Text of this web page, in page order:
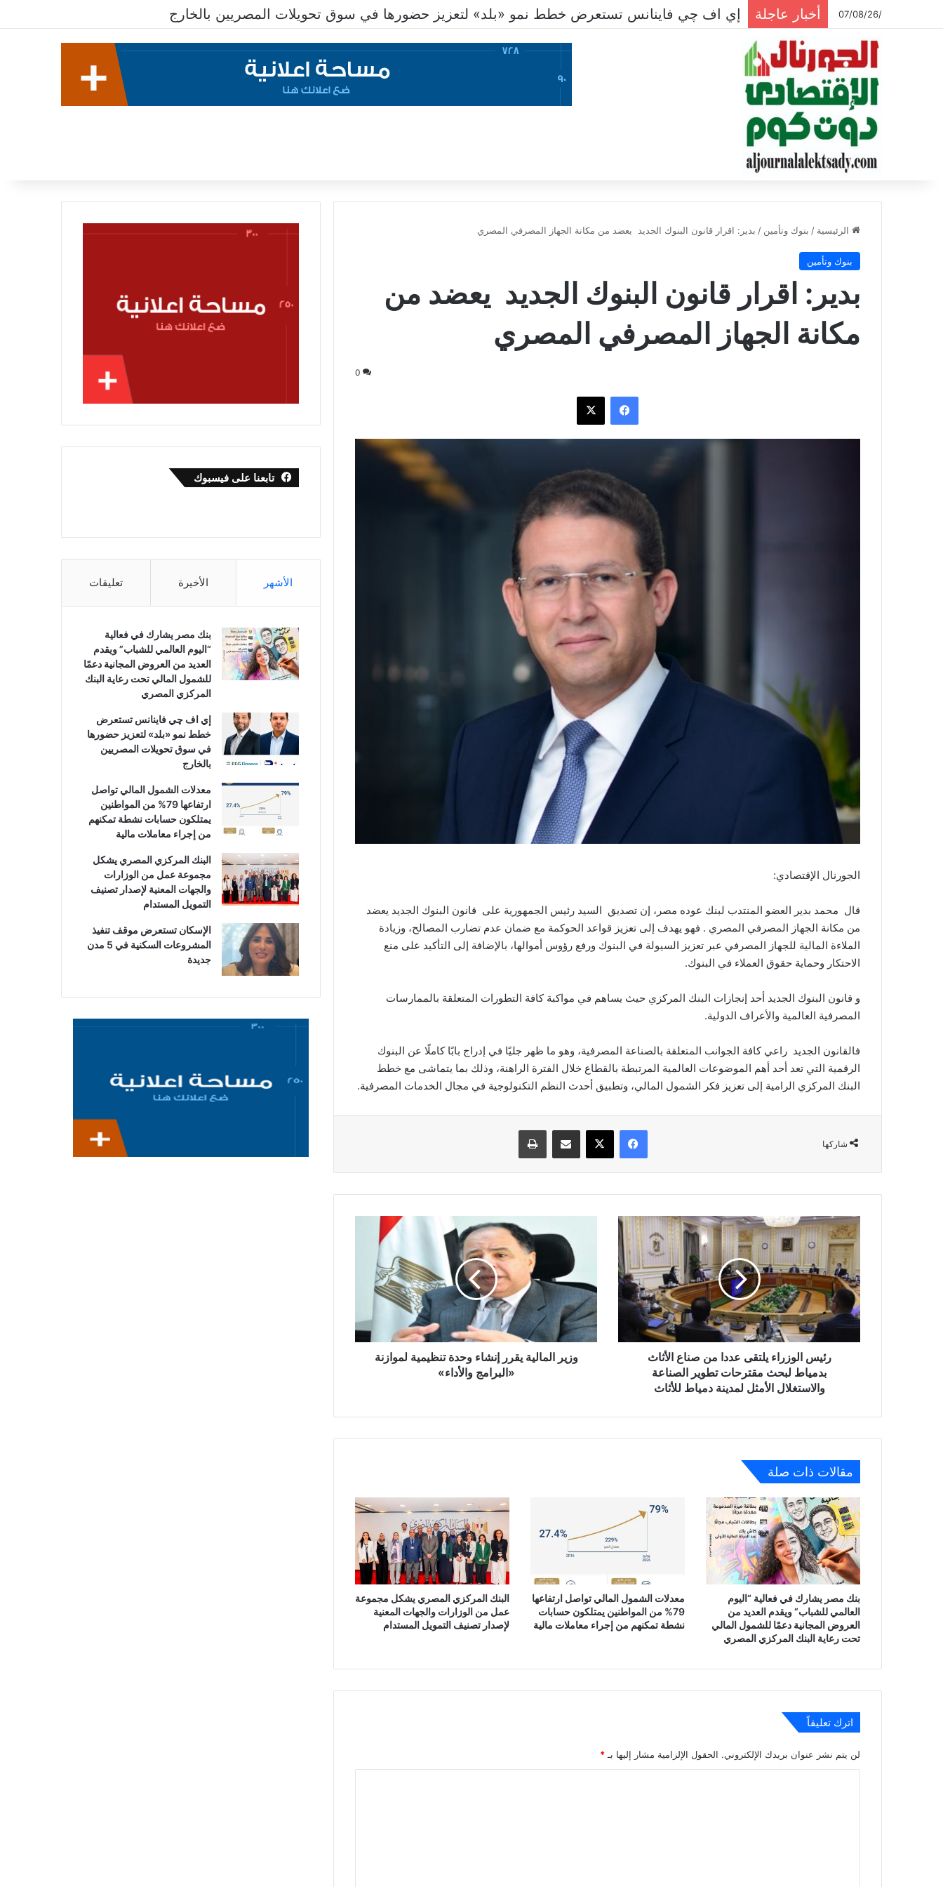
/07/08/26 أخبار عاجلة إي اف چي فاينانس تستعرض خطط نمو «بلد» لتعزيز حضورها في سوق تحويلات المصريين بالخارج
الرئيسية / بنوك وتأمين / بدير: اقرار قانون البنوك الجديد يعضد من مكانة الجهاز المصرفي المصري
بنوك وتأمين
بدير: اقرار قانون البنوك الجديد يعضد من
مكانة الجهاز المصرفي المصري
0
فيسبوك ‫X
الجورنال الإقتصادي:
قال محمد بدير العضو المنتدب لبنك عوده مصر، إن تصديق السيد رئيس الجمهورية على قانون البنوك الجديد يعضد
من مكانة الجهاز المصرفي المصري . فهو يهدف إلى تعزيز قواعد الحوكمة مع ضمان عدم تضارب المصالح، وزيادة
الملاءة المالية للجهاز المصرفي عبر تعزيز السيولة في البنوك ورفع رؤوس أموالها، بالإضافة إلى التأكيد على منع
الاحتكار وحماية حقوق العملاء في البنوك.
و قانون البنوك الجديد أحد إنجازات البنك المركزي حيث يساهم في مواكبة كافة التطورات المتعلقة بالممارسات
المصرفية العالمية والأعراف الدولية.
فالقانون الجديد راعي كافة الجوانب المتعلقة بالصناعة المصرفية، وهو ما ظهر جليًا في إدراج بابًا كاملًا عن البنوك
الرقمية التي تعد أحد أهم الموضوعات العالمية المرتبطة بالقطاع خلال الفترة الراهنة، وذلك بما يتماشى مع خطط
البنك المركزي الرامية إلى تعزيز فكر الشمول المالي، وتطبيق أحدث النظم التكنولوجية في مجال الخدمات المصرفية.
شاركها
فيسبوك ‫X مشاركة عبر البريد طباعة
رئيس
الوزراء
يلتقى
عددا
من
صناع
الأثاث
بدمياط
لبحث
دمياط
للأثاث
رئيس الوزراء يلتقى عددا من صناع الأثاث
بدمياط لبحث مقترحات تطوير الصناعة
والاستغلال الأمثل لمدينة دمياط للأثاث
وحدة
تنظيمية
لموازنة
«البرامج
والأداء»
وزير المالية يقرر إنشاء وحدة تنظيمية لموازنة
«البرامج والأداء»
مقالات ذات صلة
بنك مصر يشارك في فعالية “اليوم
العالمي للشباب” ويقدم العديد من
العروض المجانية دعمًا للشمول المالي
تحت رعاية البنك المركزي المصري
معدلات الشمول المالي تواصل ارتفاعها
79% من المواطنين يمتلكون حسابات
نشطة تمكنهم من إجراء معاملات مالية
البنك المركزي المصري يشكل مجموعة
عمل من الوزارات والجهات المعنية
لإصدار تصنيف التمويل المستدام
اترك تعليقاً
لن يتم نشر عنوان بريدك الإلكتروني. الحقول الإلزامية مشار إليها بـ *
تابعنا على فيسبوك
الأشهر الأخيرة تعليقات
بنك مصر يشارك في فعالية
“اليوم العالمي للشباب” ويقدم
العديد من العروض المجانية دعمًا
للشمول المالي تحت رعاية البنك
المركزي المصري
إي اف چي فاينانس تستعرض
خطط نمو «بلد» لتعزيز حضورها
في سوق تحويلات المصريين
بالخارج
معدلات الشمول المالي تواصل
ارتفاعها 79% من المواطنين
يمتلكون حسابات نشطة تمكنهم
من إجراء معاملات مالية
البنك المركزي المصري يشكل
مجموعة عمل من الوزارات
والجهات المعنية لإصدار تصنيف
التمويل المستدام
الإسكان تستعرض موقف تنفيذ
المشروعات السكنية في 5 مدن
جديدة